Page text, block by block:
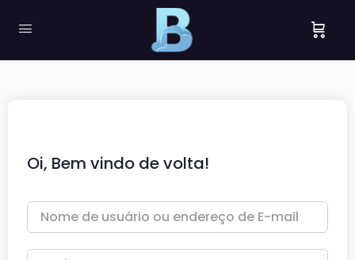
Oi, Bem vindo de volta!